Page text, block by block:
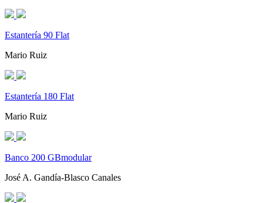
Estantería 90 Flat
Mario Ruiz
Estantería 180 Flat
Mario Ruiz
Banco 200 GBmodular
José A. Gandía-Blasco Canales